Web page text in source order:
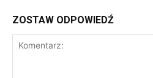
ZOSTAW ODPOWIEDŹ